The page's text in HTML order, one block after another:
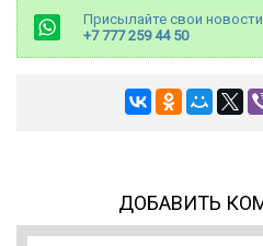
Присылайте свои
+7 777 259 44 50
ДОБАВИТЬ